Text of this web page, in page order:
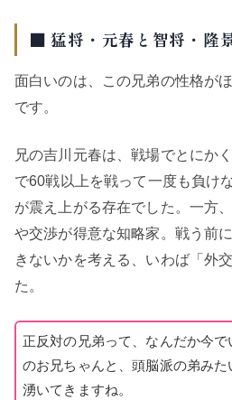
■ 猛将・元春と智将・隆
面白いのは、この兄弟の性格が
です。
兄の吉川元春は、戦場でとにか
で60戦以上を戦って一度も負け
が震え上がる存在でした。一方
や交渉が得意な知略家。戦う前
きないかを考える、いわば「外
た。
正反対の兄弟って、なんだか今で
のお兄ちゃんと、頭脳派の弟みた
湧いてきますね。